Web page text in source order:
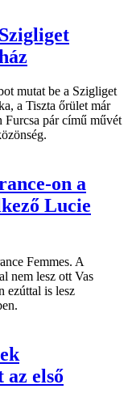
mutat be a Szigliget
a Tiszta őrület már
Furcsa pár című művét
on a
Lucie
Femmes. A
nem lesz ott Vas
ezúttal is lesz
az első